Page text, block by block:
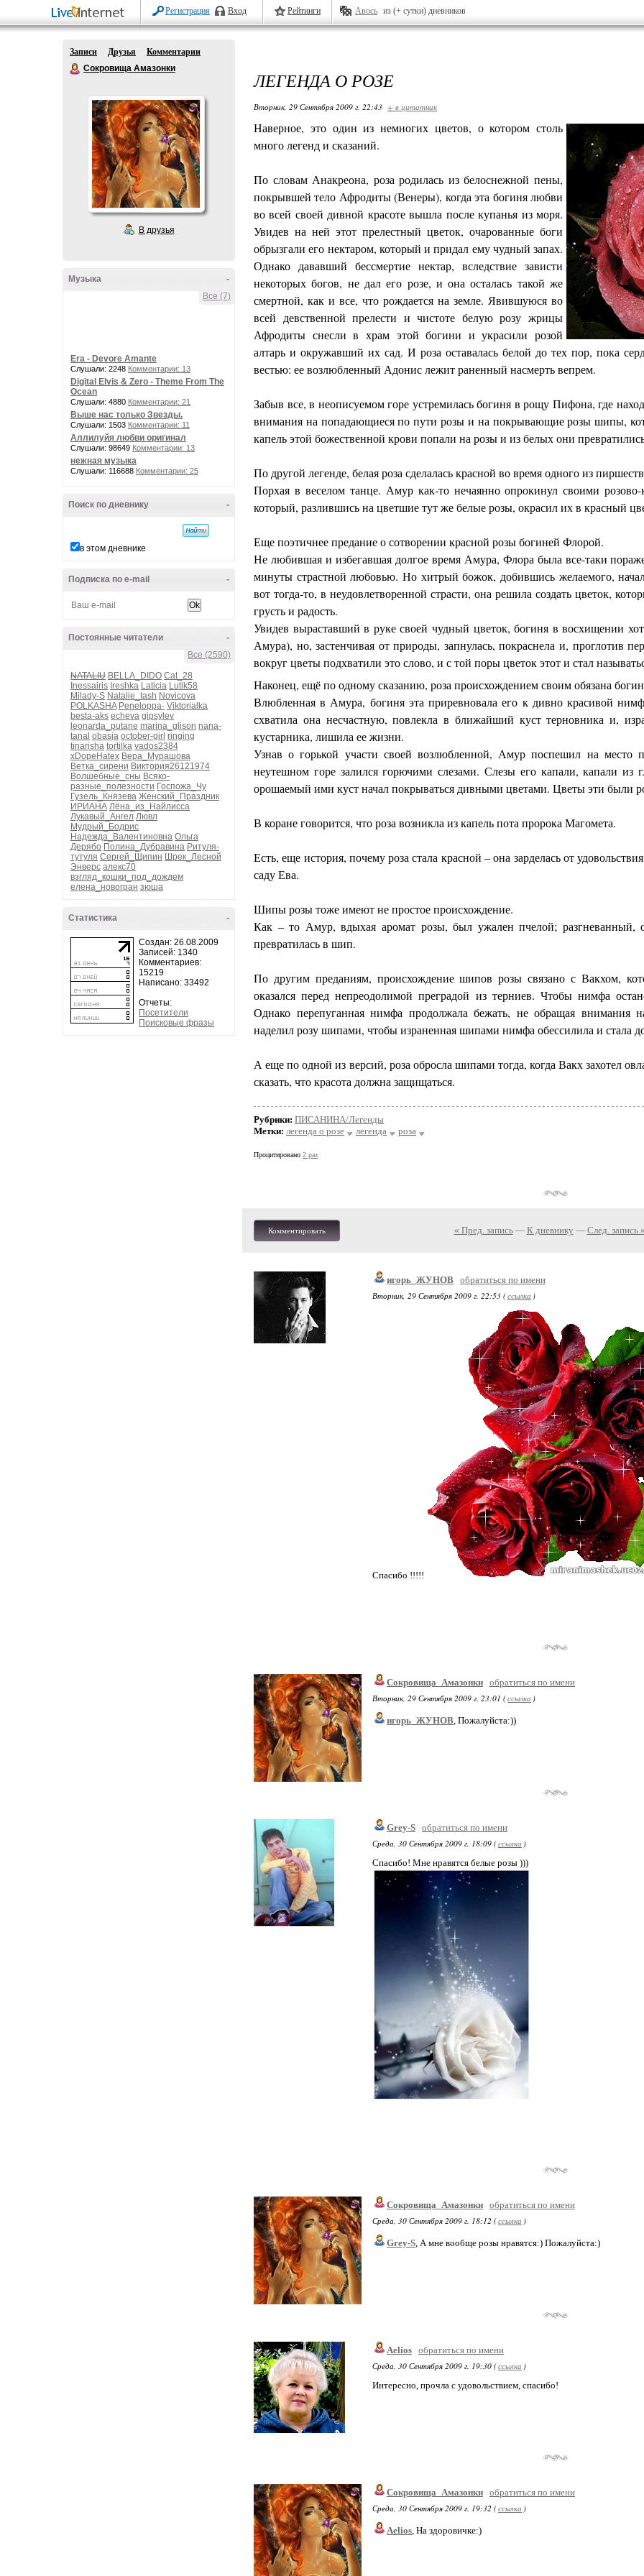
Регистрация Вход Рейтинги Авось из (+ сутки) дневников
Записи Друзья
Комментарии
Сокровища Амазонки
В друзья
-
Музыка
Все (7)
Era - Devore Amante
Слушали: 2248 Комментарии: 13
Digital Elvis & Zero - Theme From The
Ocean
Слушали: 4880 Комментарии: 21
Выше нас только Звезды.
Слушали: 1503 Комментарии: 11
Аллилуйя любви оригинал
Слушали: 98649 Комментарии: 13
нежная музыка
Слушали: 116688 Комментарии: 25
-
Поиск по дневнику
в этом дневнике
-
Подписка по e-mail
-
Постоянные читатели
Все (2590)
NATALIU BELLA_DIDO Cat_28
Inessairis Ireshka Laticia Lutik58
Milady-S Natalie_tash Novicova
POLKASHA Peneloppa- Viktorialka
besta-aks echeva gipsylev
leonarda_putane marina_glison nana-
tanal obasja october-girl ringing
tinarisha tortilka vados2384
xDopeHatex Вера_Мурашова
Ветка_сирени Виктория26121974
Волшебные_сны Всяко-
разные_полезности Госпожа_Чу
Гузель_Князева Женский_Праздник
ИРИАНА Лёна_из_Найлисса
Лукавый_Ангел Лювл
Мудрый_Бодрис
Надежда_Валентиновна Ольга
Дерябо Полина_Дубравина Ритуля-
тутуля Сергей_Щипин Шрек_Лесной
Энверс алекс70
взгляд_кошки_под_дождем
елена_новогран зюша
-
Статистика
Создан: 26.08.2009
Записей: 1340
Комментариев:
15219
Написано: 33492
Отчеты:
Посетители
Поисковые фразы
ЛЕГЕНДА О РОЗЕ
Вторник, 29 Сентября 2009 г. 22:43 + в цитатник
Наверное, это один из немногих цветов, о котором столь
много легенд и сказаний.
По словам Анакреона, роза родилась из белоснежной пены,
покрывшей тело Афродиты (Венеры), когда эта богиня любви
во всей своей дивной красоте вышла после купанья из моря.
Увидев на ней этот прелестный цветок, очарованные боги
обрызгали его нектаром, который и придал ему чудный запах.
Однако дававший бессмертие нектар, вследствие зависти
некоторых богов, не дал его розе, и она осталась такой же
смертной, как и все, что рождается на земле. Явившуюся во
всей девственной прелести и чистоте белую розу жрицы
Афродиты снесли в храм этой богини и украсили розой
алтарь и окружавший их сад. И роза оставалась белой до тех пор, пока
вестью: ее возлюбленный Адонис лежит раненный насмерть вепрем.
Забыв все, в неописуемом горе устремилась богиня в рощу Пифона, где
внимания на попадающиеся по пути розы и на покрывающие розы шипы,
капель этой божественной крови попали на розы и из белых они
По другой легенде, белая роза сделалась красной во время одного из
Порхая в веселом танце. Амур как-то нечаянно опрокинул своими
который, разлившись на цветшие тут же белые розы, окрасил их в красный
Еще поэтичнее предание о сотворении красной розы богиней Флорой.
Не любившая и избегавшая долгое время Амура, Флора была все-таки
минуты страстной любовью. Но хитрый божок, добившись желаемого,
вот тогда-то, в неудовлетворенной страсти, она решила создать цветок,
грусть и радость.
Увидев выраставший в руке своей чудный цветок, богиня в восхищении
Амура), но, застенчивая от природы, запнулась, покраснела и, проглотив
вокруг цветы подхватили это слово, и с той поры цветок этот и стал
Наконец, ещё по одному сказанию, роза происхождением своим обязана
Влюбленная в Амура, богиня эта приревновала его к дивно красивой
схватила она несчастную, повлекла в ближайший куст терновника и,
кустарника, лишила ее жизни.
Узнав о горькой участи своей возлюбленной, Амур поспешил на место
неутешном горе залился горючими слезами. Слезы его капали, капали из
орошаемый ими куст начал покрываться дивными цветами. Цветы эти были
В коране говорится, что роза возникла из капель пота пророка Магомета.
Есть, еще история, почему роза стала красной – она зарделась от
саду Ева.
Шипы розы тоже имеют не простое происхождение.
Как – то Амур, вдыхая аромат розы, был ужален пчелой; разгневанный,
превратилась в шип.
По другим преданиям, происхождение шипов розы связано с Вакхом,
оказался перед непреодолимой преградой из терниев. Чтобы нимфа
Однако перепуганная нимфа продолжала бежать, не обращая внимания
наделил розу шипами, чтобы израненная шипами нимфа обессилила и стала
А еще по одной из версий, роза обросла шипами тогда, когда Вакх захотел
сказать, что красота должна защищаться.
Рубрики: ПИСАНИНА/Легенды
Метки: легенда о розе легенда роза
Процитировано 2 раз
Комментировать « Пред. запись— К дневнику — След. запись »
игорь_ЖУНОВ обратиться по имени
Вторник, 29 Сентября 2009 г. 22:53 (ссылка )
Спасибо !!!!!
Сокровища_Амазонки обратиться по имени
Вторник, 29 Сентября 2009 г. 23:01 (ссылка )
игорь_ЖУНОВ, Пожалуйста:))
Grey-S обратиться по имени
Среда, 30 Сентября 2009 г. 18:09 (ссылка )
Спасибо! Мне нравятся белые розы )))
Сокровища_Амазонки обратиться по имени
Среда, 30 Сентября 2009 г. 18:12 (ссылка )
Grey-S, А мне вообще розы нравятся:) Пожалуйста:)
Aelios обратиться по имени
Среда, 30 Сентября 2009 г. 19:30 (ссылка )
Интересно, прочла с удовольствием, спасибо!
Сокровища_Амазонки обратиться по имени
Среда, 30 Сентября 2009 г. 19:32 (ссылка )
Aelios, На здоровичке:)